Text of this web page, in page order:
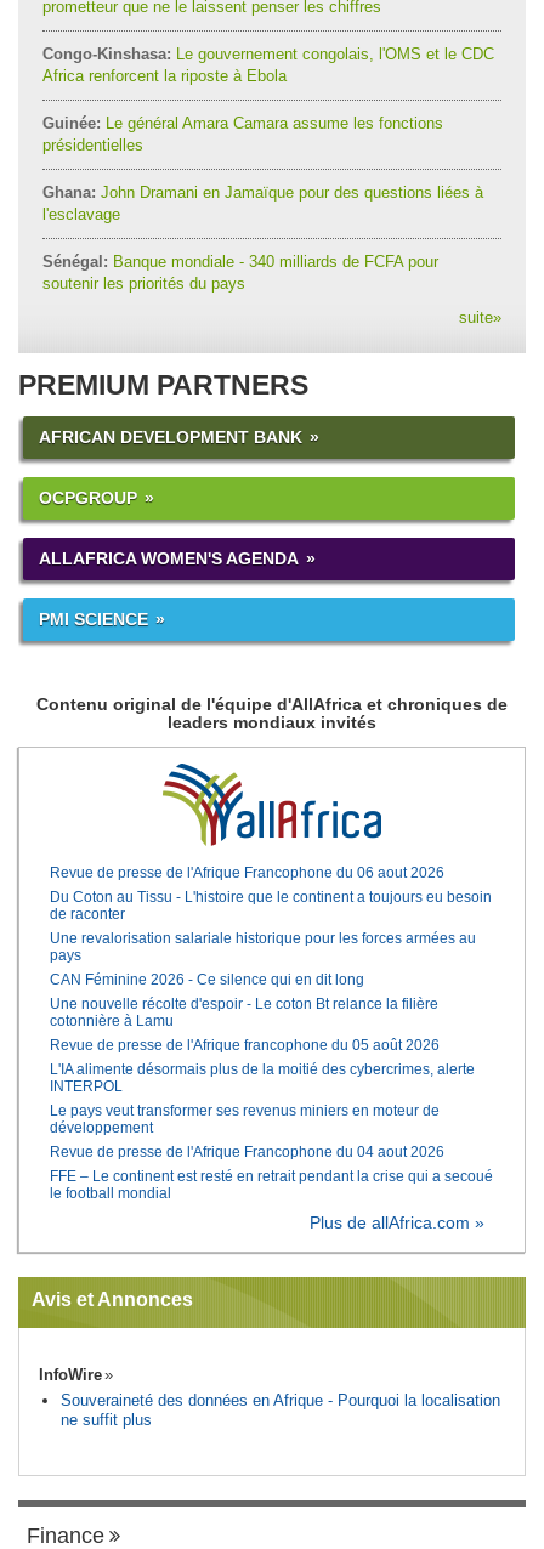
prometteur que ne le laissent penser les chiffres
Congo-Kinshasa: Le gouvernement congolais, l'OMS et le CDC
Africa renforcent la riposte à Ebola
Guinée: Le général Amara Camara assume les fonctions
présidentielles
Ghana: John Dramani en Jamaïque pour des questions liées à
l'esclavage
Sénégal: Banque mondiale - 340 milliards de FCFA pour
soutenir les priorités du pays
suite»
PREMIUM PARTNERS
AFRICAN DEVELOPMENT BANK
OCPGROUP
ALLAFRICA WOMEN'S AGENDA
PMI SCIENCE
Contenu original de l'équipe d'AllAfrica et chroniques de
leaders mondiaux invités
Revue de presse de l'Afrique Francophone du 06 aout 2026
Du Coton au Tissu - L'histoire que le continent a toujours eu besoin
de raconter
Une revalorisation salariale historique pour les forces armées au
pays
CAN Féminine 2026 - Ce silence qui en dit long
Une nouvelle récolte d'espoir - Le coton Bt relance la filière
cotonnière à Lamu
Revue de presse de l'Afrique francophone du 05 août 2026
L'IA alimente désormais plus de la moitié des cybercrimes, alerte
INTERPOL
Le pays veut transformer ses revenus miniers en moteur de
développement
Revue de presse de l'Afrique Francophone du 04 aout 2026
FFE – Le continent est resté en retrait pendant la crise qui a secoué
le football mondial
Plus de allAfrica.com »
Avis et Annonces
InfoWire
Souveraineté des données en Afrique - Pourquoi la localisation
ne suffit plus
Finance